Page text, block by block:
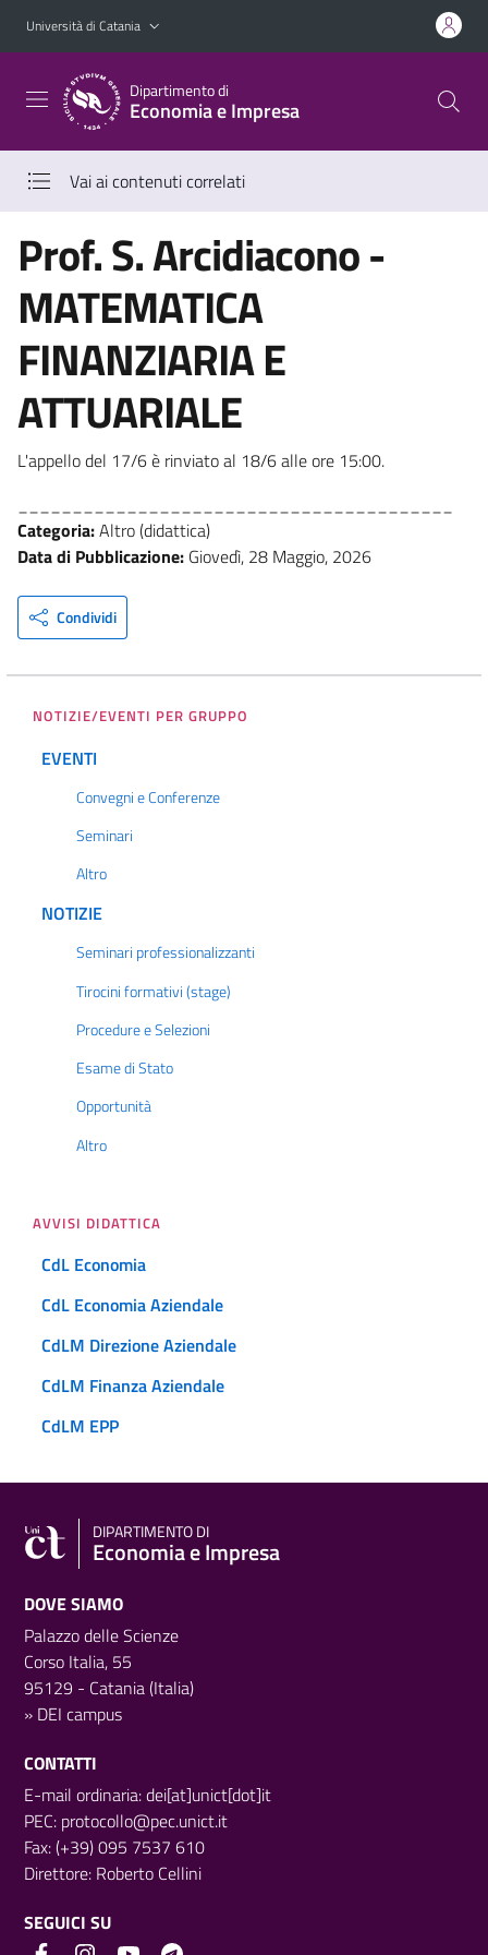
Vai al contenuto principale
Vai al menu di navigazione
Università di Catania
Dipartimento di
Economia e Impresa
Vai ai contenuti correlati
Prof. S. Arcidiacono -
MATEMATICA
FINANZIARIA E
ATTUARIALE
L'appello del 17/6 è rinviato al 18/6 alle ore 15:00.
Categoria:Altro (didattica)
Data di Pubblicazione: Giovedì, 28 Maggio, 2026
Condividi
NOTIZIE/EVENTI PER GRUPPO
EVENTI
Convegni e Conferenze
Seminari
Altro
NOTIZIE
Seminari professionalizzanti
Tirocini formativi (stage)
Procedure e Selezioni
Esame di Stato
Opportunità
Altro
AVVISI DIDATTICA
CdL Economia
CdL Economia Aziendale
CdLM Direzione Aziendale
CdLM Finanza Aziendale
CdLM EPP
DIPARTIMENTO DI
Economia e Impresa
DOVE SIAMO
Palazzo delle Scienze
Corso Italia, 55
95129 - Catania (Italia)
» DEI campus
CONTATTI
E-mail ordinaria: dei[at]unict[dot]it
PEC: protocollo@pec.unict.it
Fax: (+39) 095 7537 610
Direttore: Roberto Cellini
SEGUICI SU